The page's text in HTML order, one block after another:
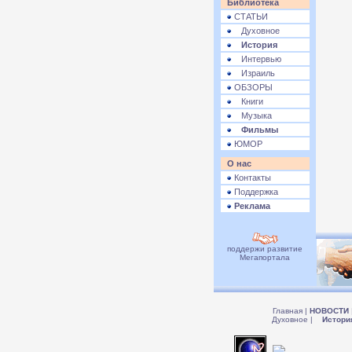
Библиотека
СТАТЬИ
Духовное
История
Интервью
Израиль
ОБЗОРЫ
Книги
Музыка
Фильмы
ЮМОР
О нас
Контакты
Поддержка
Реклама
поддержи развитие
Мегапортала
Главная | НОВОСТИ
Духовное |